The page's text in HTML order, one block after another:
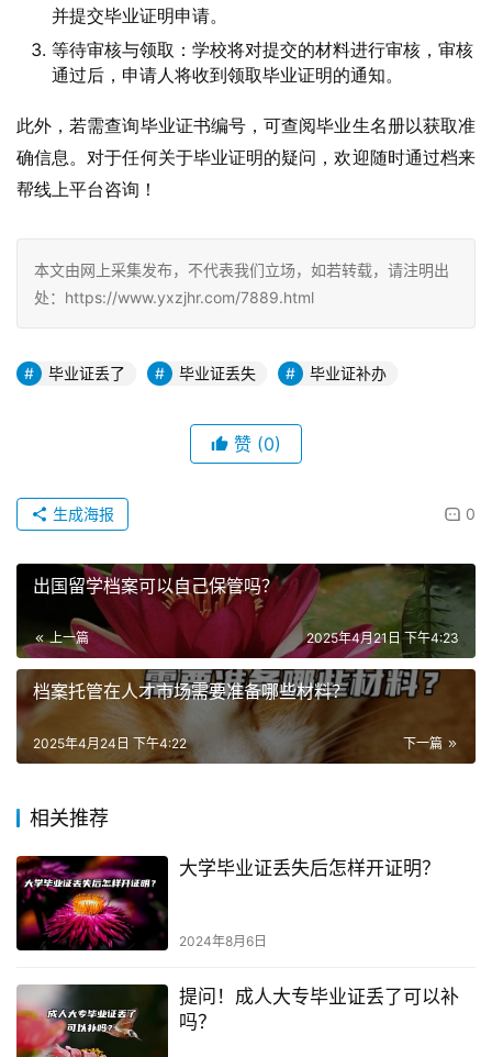
并提交毕业证明申请。
等待审核与领取：学校将对提交的材料进行审核，审核
通过后，申请人将收到领取毕业证明的通知。
此外，若需查询毕业证书编号，可查阅毕业生名册以获取准
确信息。对于任何关于毕业证明的疑问，欢迎随时通过档来
帮线上平台咨询！
本文由网上采集发布，不代表我们立场，如若转载，请注明出
处：https://www.yxzjhr.com/7889.html
毕业证丢了 毕业证丢失 毕业证补办
赞 (0)
0
生成海报
出国留学档案可以自己保管吗？
上一篇 2025年4月21日 下午4:23
档案托管在人才市场需要准备哪些材料？
下一篇
2025年4月24日 下午4:22
相关推荐
大学毕业证丢失后怎样开证明？
2024年8月6日
提问！成人大专毕业证丢了可以补
吗？